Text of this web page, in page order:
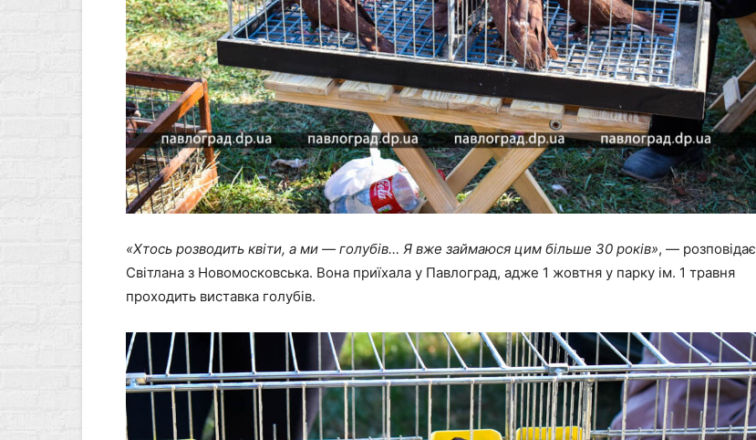
«Хтось розводить квіти, а ми — голубів… Я вже займаюся цим більше 30 років», — розповідає
Світлана з Новомосковська. Вона приїхала у Павлоград, адже 1 жовтня у парку ім. 1 травня
проходить виставка голубів.